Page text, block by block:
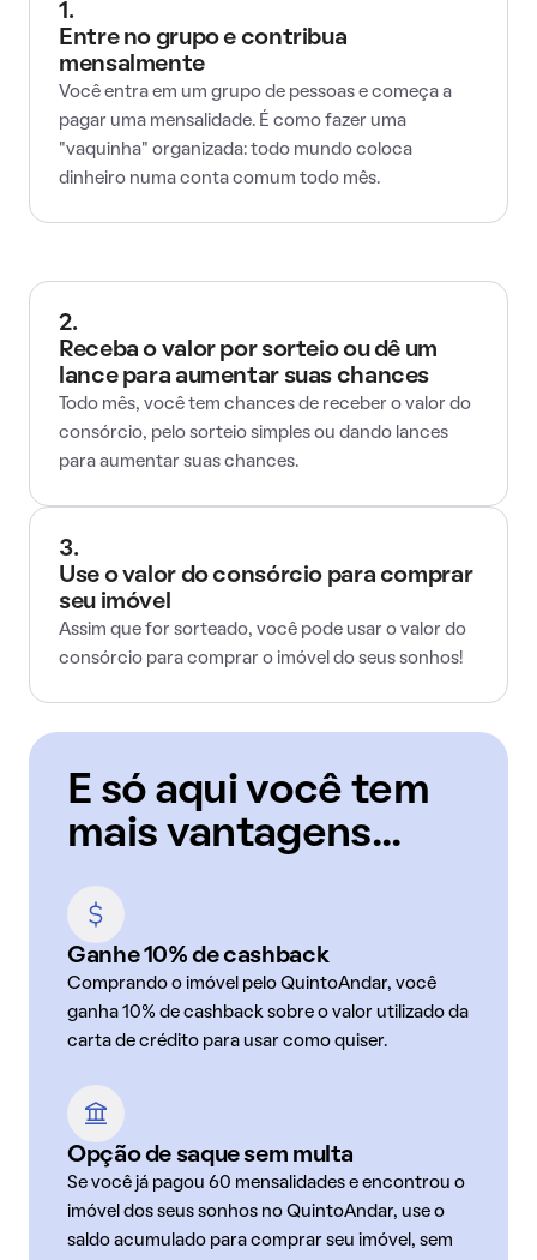
1.
Entre no grupo e contribua
mensalmente
Você entra em um grupo de pessoas e começa a
pagar uma mensalidade. É como fazer uma
"vaquinha" organizada: todo mundo coloca
dinheiro numa conta comum todo mês.
2.
Receba o valor por sorteio ou dê um
lance para aumentar suas chances
Todo mês, você tem chances de receber o valor do
consórcio, pelo sorteio simples ou dando lances
para aumentar suas chances.
3.
Use o valor do consórcio para comprar
seu imóvel
Assim que for sorteado, você pode usar o valor do
consórcio para comprar o imóvel do seus sonhos!
E só aqui você tem
mais vantagens...
Ganhe 10% de cashback
Comprando o imóvel pelo QuintoAndar, você
ganha 10% de cashback sobre o valor utilizado da
carta de crédito para usar como quiser.
Opção de saque sem multa
Se você já pagou 60 mensalidades e encontrou o
imóvel dos seus sonhos no QuintoAndar, use o
saldo acumulado para comprar seu imóvel, sem